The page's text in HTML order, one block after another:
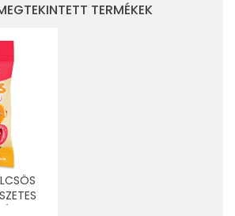
TERMÉKEK